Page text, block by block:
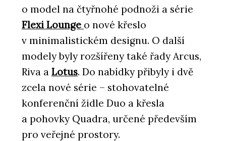
PRODUKTY
Konferenční a barová židle Lotus - LD
o model na čtyřnohé podnoži a série
Flexi Lounge o nové křeslo
v minimalistickém designu. O další
modely byly rozšířeny také řady Arcus,
Riva a Lotus. Do nabídky přibyly i dvě
zcela nové série – stohovatelné
konferenční židle Duo a křesla
a pohovky Quadra, určené především
pro veřejné prostory.